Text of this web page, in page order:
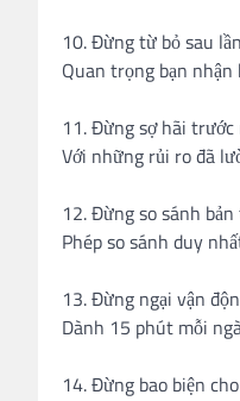
10. Đừng từ bỏ sau
Quan trọng bạn
11. Đừng sợ hãi
Với những rủi ro đã
12. Đừng so sánh
Phép so sánh duy
13. Đừng ngại vận
Dành 15 phút mỗi
14. Đừng bao biện